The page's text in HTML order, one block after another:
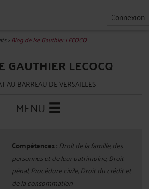
Connexion
>Blog de Me Gauthier LECOCQ
GAUTHIER LECOCQ
AU BARREAU DE VERSAILLES
MENU
Compétences : Droit de la famille, des
personnes et de leur patrimoine, Droit
pénal, Procédure civile, Droit du crédit et
de la consommation